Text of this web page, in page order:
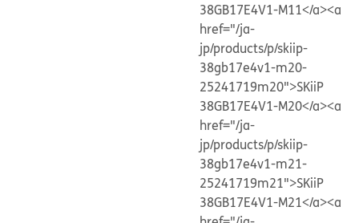
38GB17E4V1-M11</a><a
href="/ja-
jp/products/p/skiip-
38gb17e4v1-m20-
25241719m20">SKiiP
38GB17E4V1-M20</a><a
href="/ja-
jp/products/p/skiip-
38gb17e4v1-m21-
25241719m21">SKiiP
38GB17E4V1-M21</a><a